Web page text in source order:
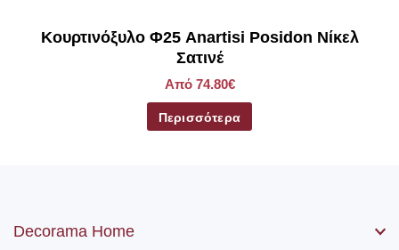
Κουρτινόξυλο Φ25 Anartisi Posidon Νίκελ
Σατινέ
Από 74.80€
Περισσότερα
Decorama Home